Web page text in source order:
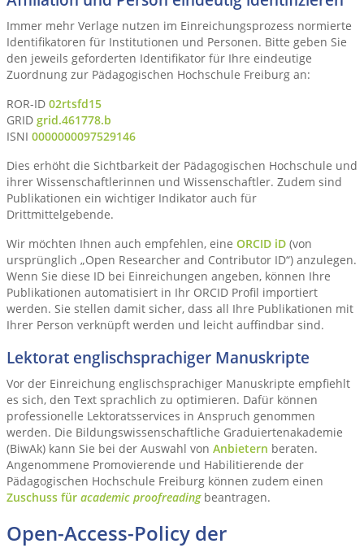
Immer mehr Verlage nutzen im Einreichungsprozess normierte
Identifikatoren für Institutionen und Personen. Bitte geben Sie
den jeweils geforderten Identifikator für Ihre eindeutige
Zuordnung zur Pädagogischen Hochschule Freiburg an:
ROR-ID 02rtsfd15
GRID grid.461778.b
ISNI 0000000097529146
Dies erhöht die Sichtbarkeit der Pädagogischen Hochschule und
ihrer Wissenschaftlerinnen und Wissenschaftler. Zudem sind
Publikationen ein wichtiger Indikator auch für
Drittmittelgebende.
Wir möchten Ihnen auch empfehlen, eine ORCID iD (von
ursprünglich „Open Researcher and Contributor ID“) anzulegen.
Wenn Sie diese ID bei Einreichungen angeben, können Ihre
Publikationen automatisiert in Ihr ORCID Profil importiert
werden. Sie stellen damit sicher, dass all Ihre Publikationen mit
Ihrer Person verknüpft werden und leicht auffindbar sind.
Lektorat englischsprachiger Manuskripte
Vor der Einreichung englischsprachiger Manuskripte empfiehlt
es sich, den Text sprachlich zu optimieren. Dafür können
professionelle Lektoratsservices in Anspruch genommen
werden. Die Bildungswissenschaftliche Graduiertenakademie
(BiwAk) kann Sie bei der Auswahl von Anbietern beraten.
Angenommene Promovierende und Habilitierende der
Pädagogischen Hochschule Freiburg können zudem einen
Zuschuss für academic proofreadingbeantragen.
Open-Access-Policy der